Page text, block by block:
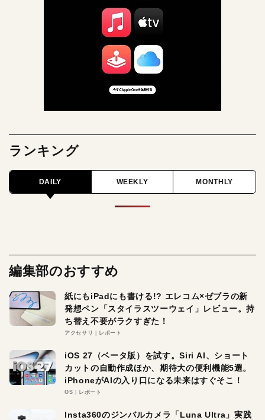
ランキング
DAILY WEEKLY MONTHLY
編集部のおすすめ
紙にもiPadにも書ける!? エレコム×ゼブラの新
発想ペン「スタイラスツーウェイ」レビュー。持
ち替え不要がラクすぎた！
アクセサリ レポート
iOS 27（ベータ版）を試す。Siri AI、ショート
カットの自動作成ほか、期待大の便利機能5選。
iPhoneがAIの入り口になる未来はすぐそこ！
OS レポート
Insta360のジンバルカメラ「Luna Ultra」実践